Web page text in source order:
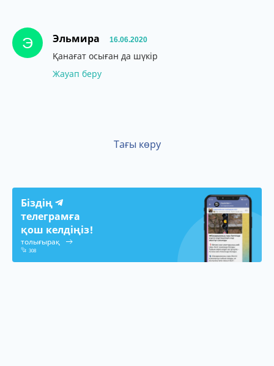
Э Эльмира 16.06.2020
Қанағат осыған да шүкір
Жауап беру
Тағы көру
Біздің
телеграмға
қош келдіңіз!
толығырақ
308